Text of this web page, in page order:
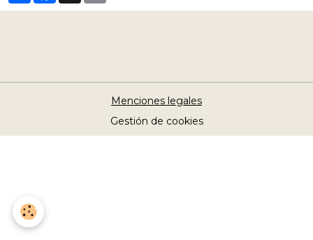
Menciones legales
Gestión de cookies